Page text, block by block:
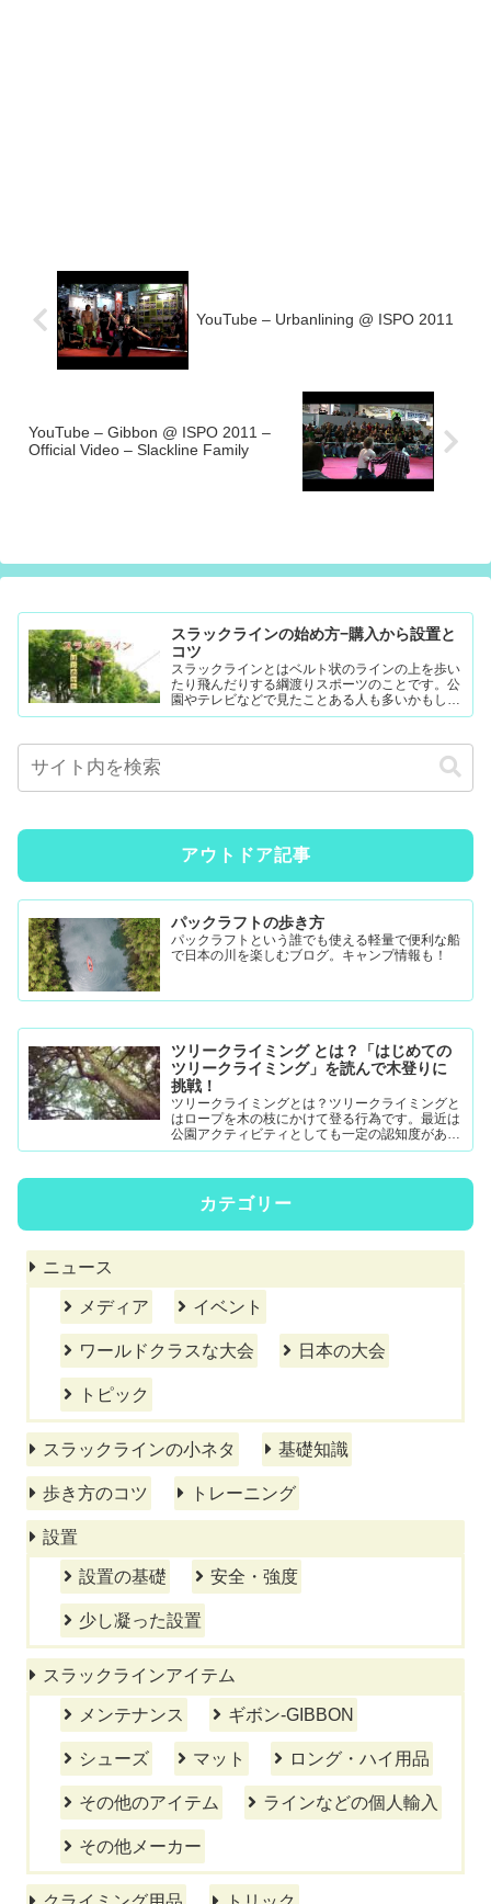
YouTube – Urbanlining @ ISPO 2011
YouTube – Gibbon @ ISPO 2011 –
Official Video – Slackline Family
スラックラインの始め方−購入から設置と
コツ
スラックラインとはベルト状のラインの上を歩い
たり飛んだりする綱渡りスポーツのことです。公
園やテレビなどで見たことある人も多いかもしれ
ません。難易度調整が簡単なので幼児から大人ま
アウトドア記事
パックラフトの歩き方
パックラフトという誰でも使える軽量で便利な船
で日本の川を楽しむブログ。キャンプ情報も！
ツリークライミング とは？「はじめての
ツリークライミング」を読んで木登りに
挑戦！
ツリークライミングとは？ツリークライミングと
はロープを木の枝にかけて登る行為です。最近は
公園アクティビティとしても一定の認知度がある
模様。DRTダブルドロープテクニック(MRS-ム...
カテゴリー
ニュース
メディア イベント
ワールドクラスな大会 日本の大会
トピック
スラックラインの小ネタ 基礎知識
歩き方のコツ トレーニング
設置
設置の基礎 安全・強度
少し凝った設置
スラックラインアイテム
メンテナンス ギボン-GIBBON
シューズ マット ロング・ハイ用品
その他のアイテム ラインなどの個人輸入
その他メーカー